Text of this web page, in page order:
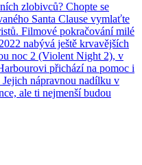
zlobivců? Chopte se
Santa Clause vymlaťte
Filmové pokračování milé
nabývá ještě krvavějších
noc 2 (Violent Night 2), v
přichází na pomoc i
nápravnou nadílku v
ale ti nejmenší budou